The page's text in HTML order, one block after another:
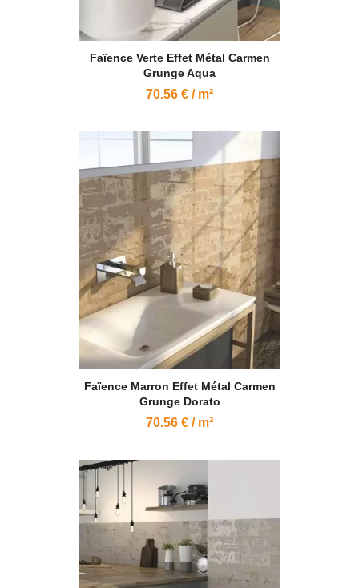
Faïence Verte Effet Métal Carmen
Grunge Aqua
70.56 € / m²
Faïence Marron Effet Métal Carmen
Grunge Dorato
70.56 € / m²